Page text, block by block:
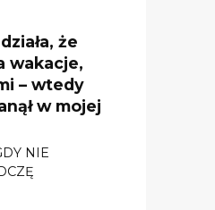
że
wakacje,
– wtedy
w mojej
NIE